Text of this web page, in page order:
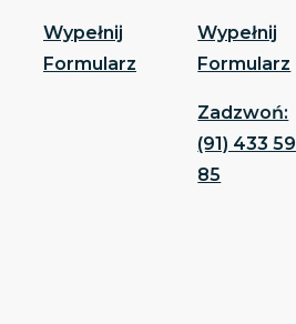
Wypełnij
Formularz
Wypełnij
Formularz
Zadzwoń:
(91) 433 59
85